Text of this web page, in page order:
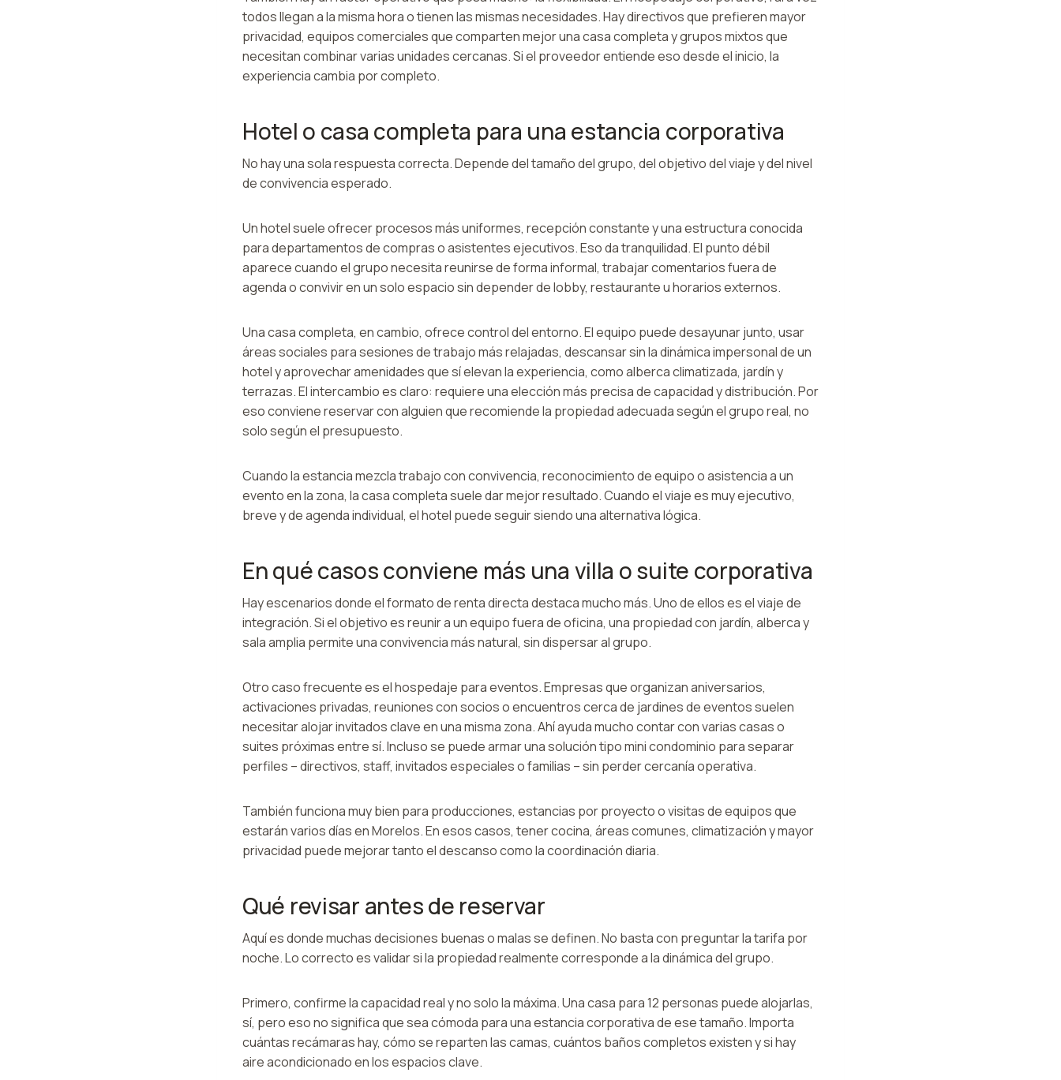
todos llegan a la misma hora o tienen las mismas necesidades. Hay directivos que prefieren mayor
privacidad, equipos comerciales que comparten mejor una casa completa y grupos mixtos que
necesitan combinar varias unidades cercanas. Si el proveedor entiende eso desde el inicio, la
experiencia cambia por completo.
Hotel o casa completa para una estancia corporativa
No hay una sola respuesta correcta. Depende del tamaño del grupo, del objetivo del viaje y del nivel
de convivencia esperado.
Un hotel suele ofrecer procesos más uniformes, recepción constante y una estructura conocida
para departamentos de compras o asistentes ejecutivos. Eso da tranquilidad. El punto débil
aparece cuando el grupo necesita reunirse de forma informal, trabajar comentarios fuera de
agenda o convivir en un solo espacio sin depender de lobby, restaurante u horarios externos.
Una casa completa, en cambio, ofrece control del entorno. El equipo puede desayunar junto, usar
áreas sociales para sesiones de trabajo más relajadas, descansar sin la dinámica impersonal de un
hotel y aprovechar amenidades que sí elevan la experiencia, como alberca climatizada, jardín y
terrazas. El intercambio es claro: requiere una elección más precisa de capacidad y distribución. Por
eso conviene reservar con alguien que recomiende la propiedad adecuada según el grupo real, no
solo según el presupuesto.
Cuando la estancia mezcla trabajo con convivencia, reconocimiento de equipo o asistencia a un
evento en la zona, la casa completa suele dar mejor resultado. Cuando el viaje es muy ejecutivo,
breve y de agenda individual, el hotel puede seguir siendo una alternativa lógica.
En qué casos conviene más una villa o suite corporativa
Hay escenarios donde el formato de renta directa destaca mucho más. Uno de ellos es el viaje de
integración. Si el objetivo es reunir a un equipo fuera de oficina, una propiedad con jardín, alberca y
sala amplia permite una convivencia más natural, sin dispersar al grupo.
Otro caso frecuente es el hospedaje para eventos. Empresas que organizan aniversarios,
activaciones privadas, reuniones con socios o encuentros cerca de jardines de eventos suelen
necesitar alojar invitados clave en una misma zona. Ahí ayuda mucho contar con varias casas o
suites próximas entre sí. Incluso se puede armar una solución tipo mini condominio para separar
perfiles – directivos, staff, invitados especiales o familias – sin perder cercanía operativa.
También funciona muy bien para producciones, estancias por proyecto o visitas de equipos que
estarán varios días en Morelos. En esos casos, tener cocina, áreas comunes, climatización y mayor
privacidad puede mejorar tanto el descanso como la coordinación diaria.
Qué revisar antes de reservar
Aquí es donde muchas decisiones buenas o malas se definen. No basta con preguntar la tarifa por
noche. Lo correcto es validar si la propiedad realmente corresponde a la dinámica del grupo.
Primero, confirme la capacidad real y no solo la máxima. Una casa para 12 personas puede alojarlas,
sí, pero eso no significa que sea cómoda para una estancia corporativa de ese tamaño. Importa
cuántas recámaras hay, cómo se reparten las camas, cuántos baños completos existen y si hay
aire acondicionado en los espacios clave.